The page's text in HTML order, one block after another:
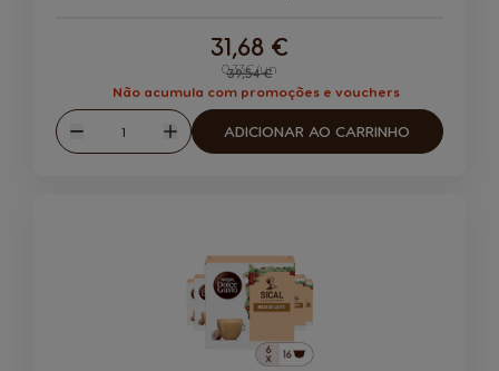
0,33€/unRegular Price
39,54 €
31,68 €
Não acumula com promoções e vouchers
Reduzir
Quantidade
Aumentar
ADICIONAR AO CARRINHO